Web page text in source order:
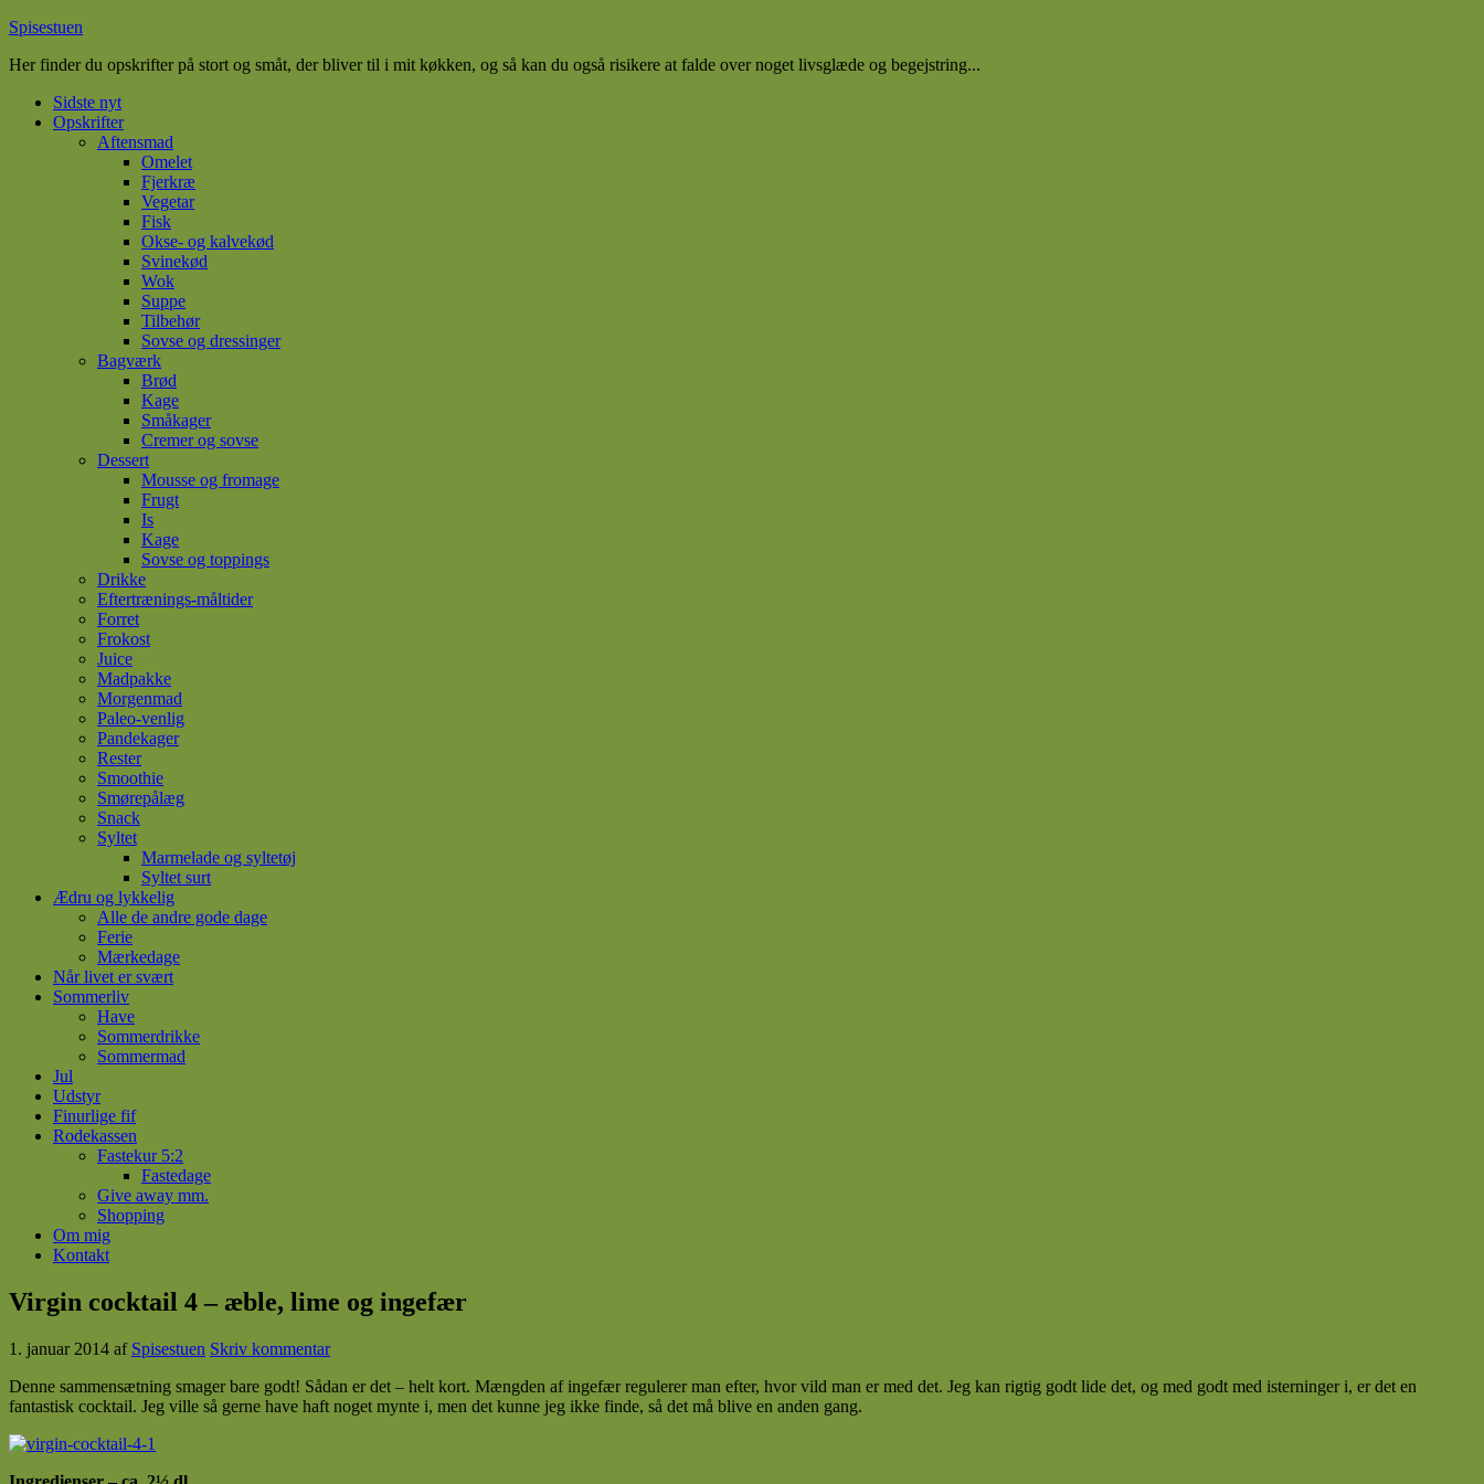
Spisestuen
Her finder du opskrifter på stort og småt, der bliver til i mit køkken, og så kan du også risikere at falde over noget livsglæde og begejstring...
Sidste nyt
Opskrifter
Aftensmad
Omelet
Fjerkræ
Vegetar
Fisk
Okse- og kalvekød
Svinekød
Wok
Suppe
Tilbehør
Sovse og dressinger
Bagværk
Brød
Kage
Småkager
Cremer og sovse
Dessert
Mousse og fromage
Frugt
Is
Kage
Sovse og toppings
Drikke
Eftertrænings-måltider
Forret
Frokost
Juice
Madpakke
Morgenmad
Paleo-venlig
Pandekager
Rester
Smoothie
Smørepålæg
Snack
Syltet
Marmelade og syltetøj
Syltet surt
Ædru og lykkelig
Alle de andre gode dage
Ferie
Mærkedage
Når livet er svært
Sommerliv
Have
Sommerdrikke
Sommermad
Jul
Udstyr
Finurlige fif
Rodekassen
Fastekur 5:2
Fastedage
Give away mm.
Shopping
Om mig
Kontakt
Virgin cocktail 4 – æble, lime og ingefær
1. januar 2014 af Spisestuen Skriv kommentar
Denne sammensætning smager bare godt! Sådan er det – helt kort. Mængden af ingefær regulerer man efter, hvor vild man er med det. Jeg kan rigtig godt lide det, og med godt med isterninger i, er det en
fantastisk cocktail. Jeg ville så gerne have haft noget mynte i, men det kunne jeg ikke finde, så det må blive en anden gang.